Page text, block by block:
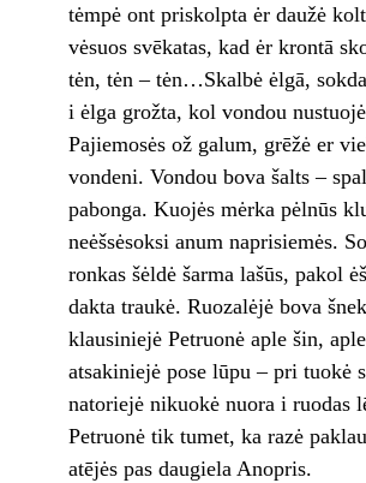
tėmpė ont priskolpta ėr daužė
vėsuos svēkatas, kad ėr krontā
tėn, tėn – tėn…Skalbė ėlgā,
i ėlga grožta, kol vondou
Pajiemosės ož galum, grēžė er
vondeni. Vondou bova šalts –
pabonga. Kuojės mėrka pėlnūs
neėšsėsoksi anum naprisiemės.
ronkas šėldė šarma lašūs, pakol
dakta traukė. Ruozalėjė bova
klausiniejė Petruonė aple šin,
atsakiniejė pose lūpu – pri tuokė
natoriejė nikuokė nuora i ruodas
Petruonė tik tumet, ka razė
atējės pas daugiela Anopris.